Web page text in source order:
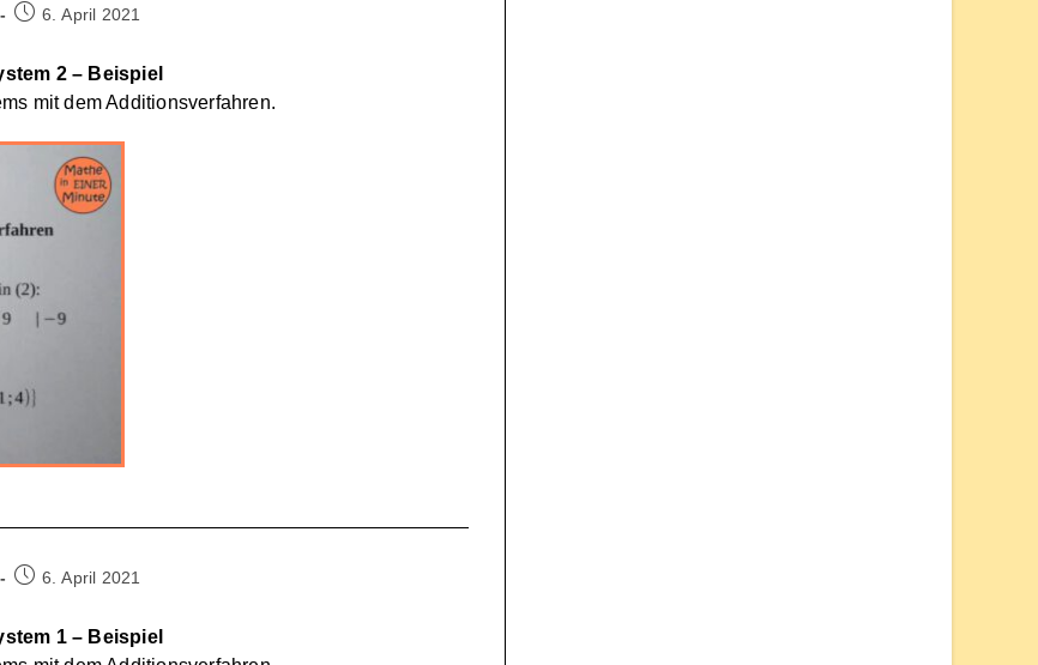
Beitrag6. April 2021
2 – Beispiel
mit dem Additionsverfahren.
Beitrag6. April 2021
1 – Beispiel